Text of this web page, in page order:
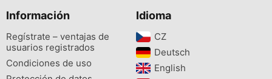
Información
Regístrate – ventajas de
usuarios registrados
Condiciones de uso
Idioma
CZ‎
Deutsch‎
English‎